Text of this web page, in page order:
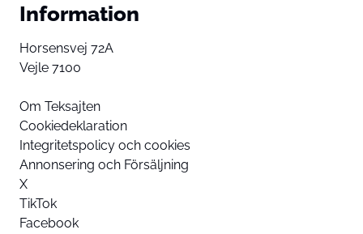
Information
Horsensvej 72A
Vejle 7100
Om Teksajten
Cookiedeklaration
Integritetspolicy och cookies
Annonsering och Försäljning
X
TikTok
Facebook